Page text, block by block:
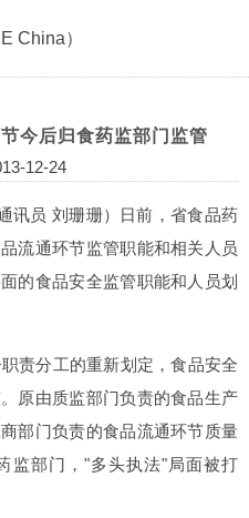
China）
今后归食药监部门监管
12-24
讯员 刘珊珊）日前，省食品药
流通环节监管职能和相关人员
的食品安全监管职能和人员划
责分工的重新划定，食品安全
原由质监部门负责的食品生产
部门负责的食品流通环节质量
监部门，"多头执法"局面被打